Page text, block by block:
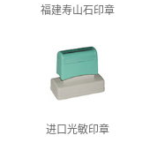
福建寿山石印章
进口光敏印章